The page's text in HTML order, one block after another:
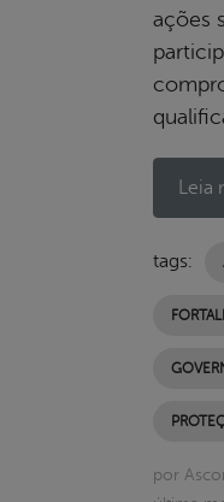
ações
Leia
tags:
por